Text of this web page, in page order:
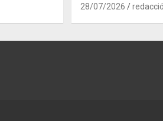
Corregidora
28/07/2026